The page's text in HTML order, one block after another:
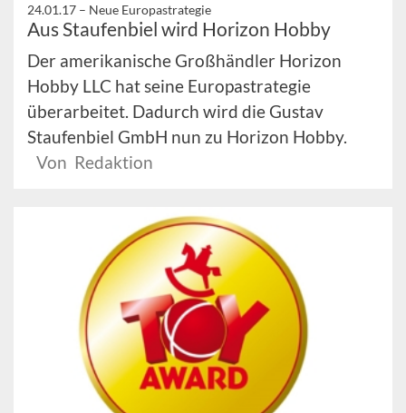
24.01.17 – Neue Europastrategie
Aus Staufenbiel wird Horizon Hobby
Der amerikanische Großhändler Horizon
Hobby LLC hat seine Europastrategie
überarbeitet. Dadurch wird die Gustav
Staufenbiel GmbH nun zu Horizon Hobby.
Von Redaktion